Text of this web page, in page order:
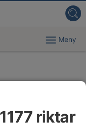
riktar
Meny